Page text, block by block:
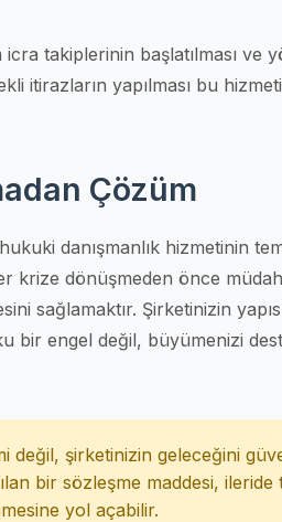
takiplerinin başlatılması ve
itirazların yapılması bu
Çözüm
danışmanlık hizmetinin
krize dönüşmeden önce
sağlamaktır. Şirketinizin
bir engel değil, büyümenizi
değil, şirketinizin geleceğini
bir sözleşme maddesi, ileride
yol açabilir.